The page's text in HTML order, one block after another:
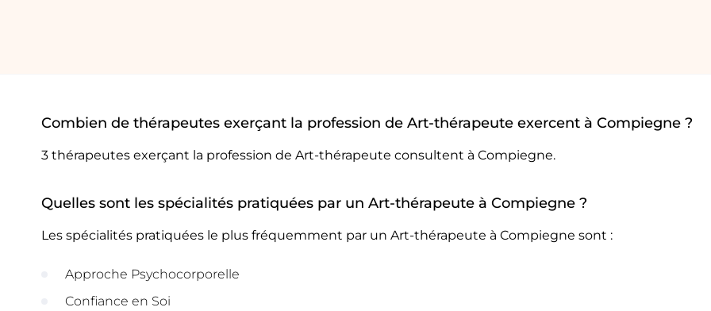
Combien de thérapeutes exerçant la profession de Art-thérapeute exercent à Compiegne ?
3 thérapeutes exerçant la profession de Art-thérapeute consultent à Compiegne.
Quelles sont les spécialités pratiquées par un Art-thérapeute à Compiegne ?
Les spécialités pratiquées le plus fréquemment par un Art-thérapeute à Compiegne sont :
Approche Psychocorporelle
Confiance en Soi